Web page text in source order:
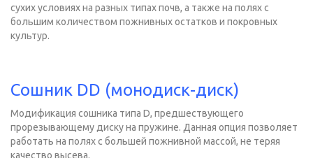
сухих условиях на разных типах почв, а также на полях с
большим количеством пожнивных остатков и покровных
культур.
Сошник DD (монодиск-диск)
Модификация сошника типа D, предшествующего
прорезывающему диску на пружине. Данная опция позволяет
работать на полях с большей пожнивной массой, не теряя
качество высева.